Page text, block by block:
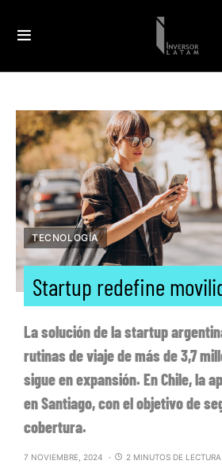
TECNOLOGÍA
Startup redefine
La solución de la startup
rutinas de viaje de más de 3,7
sigue en expansión. En Chile, la
en Santiago, con el objetivo de
cobertura.
7 NOVIEMBRE, 2024 2 MINUTOS DE LECTURA